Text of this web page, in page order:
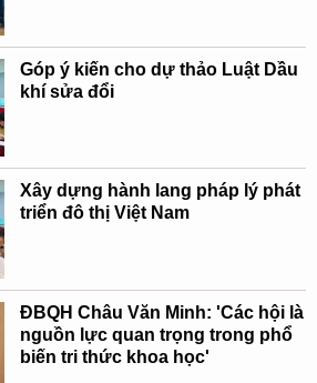
Góp ý kiến cho dự thảo Luật Dầu
khí sửa đổi
Xây dựng hành lang pháp lý phát
triển đô thị Việt Nam
ĐBQH Châu Văn Minh: 'Các hội là
nguồn lực quan trọng trong phổ
biến tri thức khoa học'